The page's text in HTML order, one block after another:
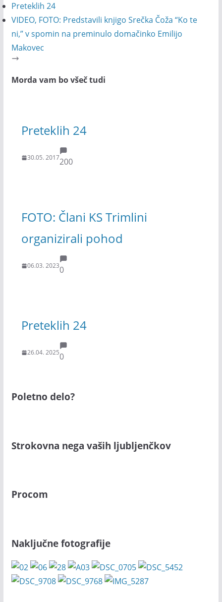
Preteklih 24
VIDEO, FOTO: Predstavili knjigo Srečka Čoža “Ko te
ni,” v spomin na preminulo domačinko Emilijo
Makovec
Morda vam bo všeč tudi
Preteklih 24
30.05. 2017200
FOTO: Člani KS Trimlini
organizirali pohod
06.03. 20230
Preteklih 24
26.04. 20250
Poletno delo?
Strokovna nega vaših ljubljenčkov
Procom
Naključne fotografije